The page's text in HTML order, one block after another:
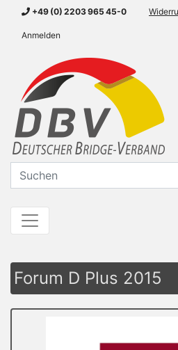
+49 (0) 2203 965 45-0
Anmelden
Forum D Plus 2015